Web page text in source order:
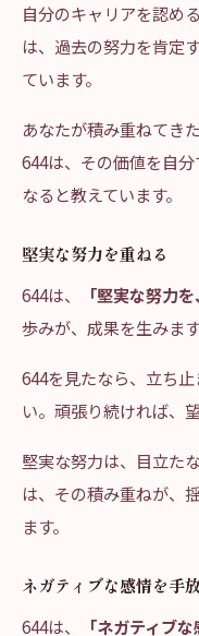
自分のキャリアを認め
は、過去の努力を肯定
ています。
あなたが積み重ねてき
644は、その価値を自
なると教えています。
堅実な努力を重ねる
644は、
「堅実な努力を
歩みが、成果を生みます
644を見たなら、立ち
い。頑張り続ければ、
堅実な努力は、目立た
は、その積み重ねが、
ます。
ネガティブな感情を手
644は、
「ネガティブ